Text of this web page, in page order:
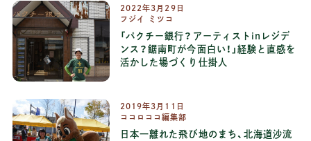
2022年3 月 29 日
フジイ ミツコ
「パクチー銀行？アーティストinレジデ
ンス？鋸南町が今面白い！」経験と直感を
活かした場づくり仕掛人
2019年3 月 11
日
ココロココ編集部
日本一離れた飛び地のまち、北海道沙流